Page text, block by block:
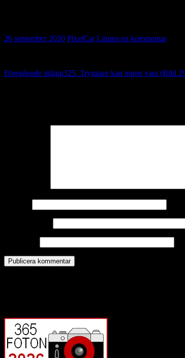
26 september 2020 PixelCat Lämna en kommentar
Inläggsnavigering
Föregående inlägg325. Tryggare kan ingen vara (Bild